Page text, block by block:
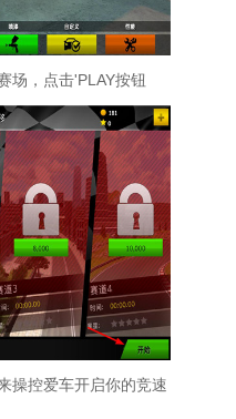
场，点击'PLAY按钮
操控爱车开启你的竞速